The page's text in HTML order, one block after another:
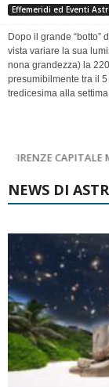
Effemeridi ed Eventi
Dopo il grande “botto”
vista variare la sua
nona grandezza) la
presumibilmente tra il
tredicesima alla
NEWS DI